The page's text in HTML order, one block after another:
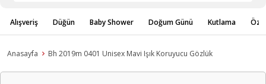
Alışveriş Düğün Baby Shower Doğum Günü Kutlama
Anasayfa Bh 2019m 0401 Unisex Mavi Işık Koruyucu Gözlük